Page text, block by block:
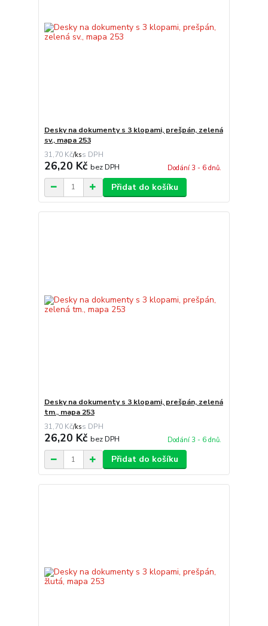
Desky na dokumenty s 3 klopami, prešpán, zelená
sv., mapa 253
31,70 Kč/ks
26,20 Kč bez DPH Dodání 3 - 6 dnů.
Přidat do košíku
Desky na dokumenty s 3 klopami, prešpán, zelená
tm., mapa 253
31,70 Kč/ks
26,20 Kč bez DPH Dodání 3 - 6 dnů.
Přidat do košíku